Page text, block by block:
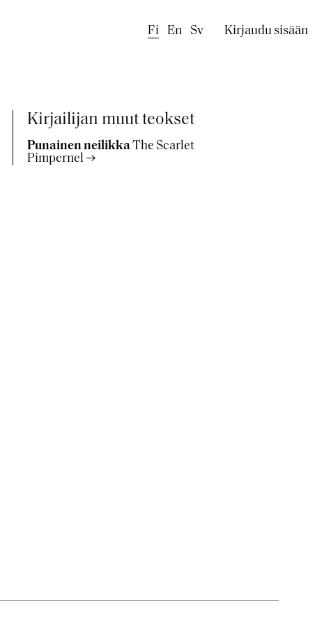
Fi En Sv Kirjaudu sisään
Kirjailijan muut teokset
Punainen neilikkaThe Scarlet
Pimpernel